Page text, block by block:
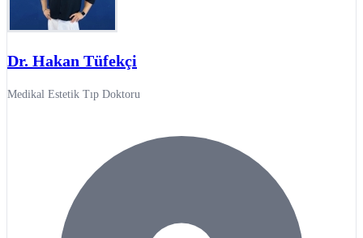
Dr. Hakan Tüfekçi
Medikal Estetik Tıp Doktoru